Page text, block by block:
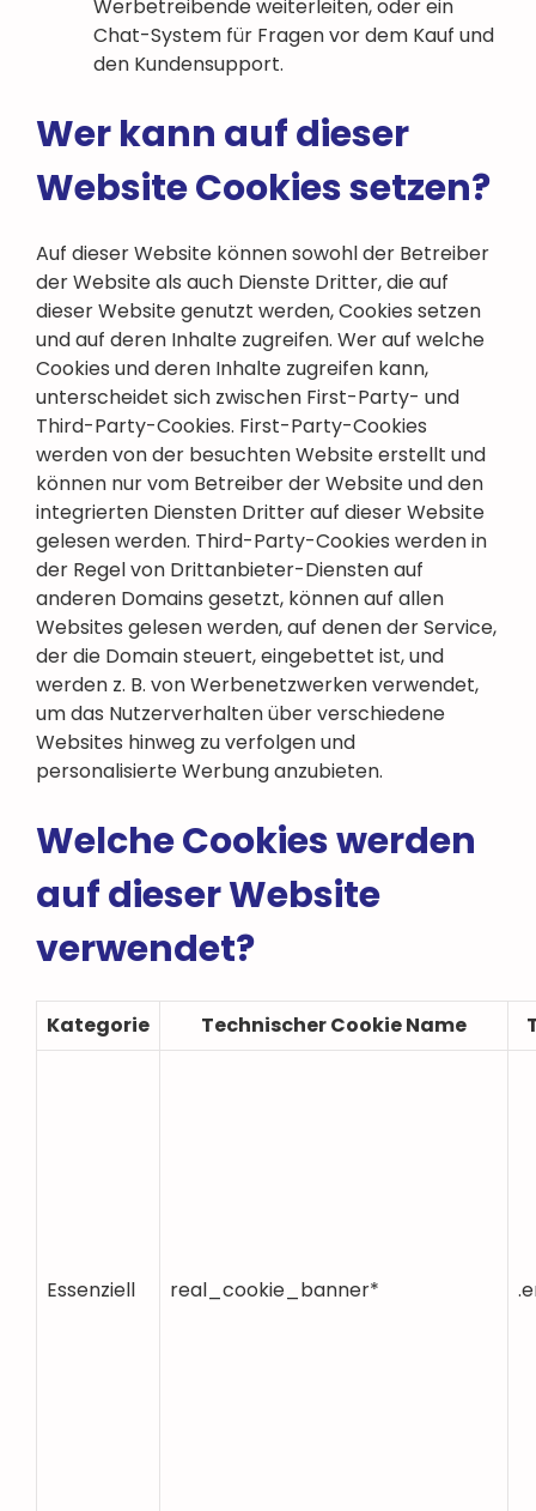
Werbetreibende weiterleiten, oder ein
Chat-System für Fragen vor dem Kauf und
den Kundensupport.
Wer kann auf dieser
Website Cookies setzen?
Auf dieser Website können sowohl der Betreiber
der Website als auch Dienste Dritter, die auf
dieser Website genutzt werden, Cookies setzen
und auf deren Inhalte zugreifen. Wer auf welche
Cookies und deren Inhalte zugreifen kann,
unterscheidet sich zwischen First-Party- und
Third-Party-Cookies. First-Party-Cookies
werden von der besuchten Website erstellt und
können nur vom Betreiber der Website und den
integrierten Diensten Dritter auf dieser Website
gelesen werden. Third-Party-Cookies werden in
der Regel von Drittanbieter-Diensten auf
anderen Domains gesetzt, können auf allen
Websites gelesen werden, auf denen der Service,
der die Domain steuert, eingebettet ist, und
werden z. B. von Werbenetzwerken verwendet,
um das Nutzerverhalten über verschiedene
Websites hinweg zu verfolgen und
personalisierte Werbung anzubieten.
Welche Cookies werden
auf dieser Website
verwendet?
Kategorie Technischer Cookie Name
Essenziell real_cookie_banner*